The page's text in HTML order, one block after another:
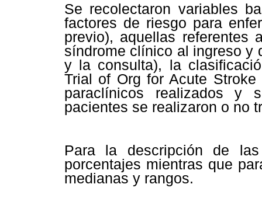
Se recolectaron variables
factores de riesgo para
previo), aquellas referentes
síndrome clínico al ingreso y
y la consulta), la
Trial of Org for Acute
paraclínicos realizados
pacientes se realizaron o no
Para la descripción de
porcentajes mientras que
medianas y rangos.